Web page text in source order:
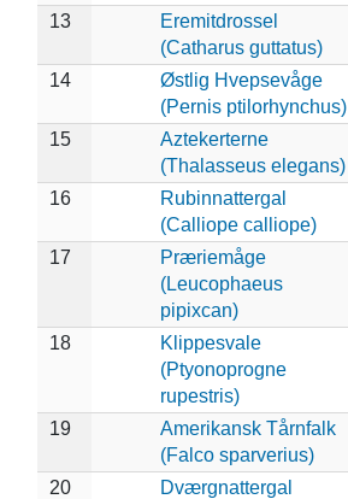
13
Eremitdrossel
(Catharus guttatus)
14
Østlig Hvepsevåge
(Pernis ptilorhynchus)
15
Aztekerterne
(Thalasseus elegans)
16
Rubinnattergal
(Calliope calliope)
17
Præriemåge
(Leucophaeus
pipixcan)
18
Klippesvale
(Ptyonoprogne
rupestris)
19
Amerikansk Tårnfalk
(Falco sparverius)
20
Dværgnattergal